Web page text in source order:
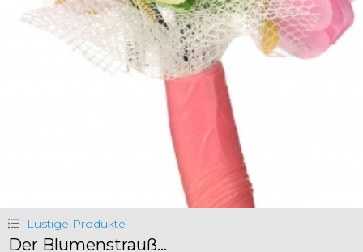
Lustige Produkte
Der Blumenstrauß...